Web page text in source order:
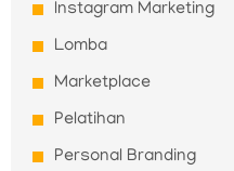
Instagram Marketing
Lomba
Marketplace
Pelatihan
Personal Branding